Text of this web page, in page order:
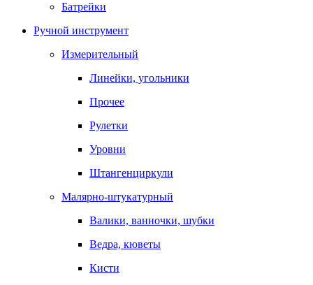
Батрейки
Ручной инструмент
Измерительный
Линейки, угольники
Прочее
Рулетки
Уровни
Штангенциркули
Малярно-штукатурный
Валики, ванночки, шубки
Ведра, кюветы
Кисти